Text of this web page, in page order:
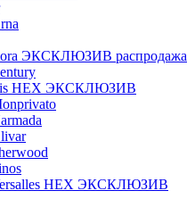
ЭКСКЛЮЗИВ распродажа
HEX ЭКСКЛЮЗИВ
HEX ЭКСКЛЮЗИВ